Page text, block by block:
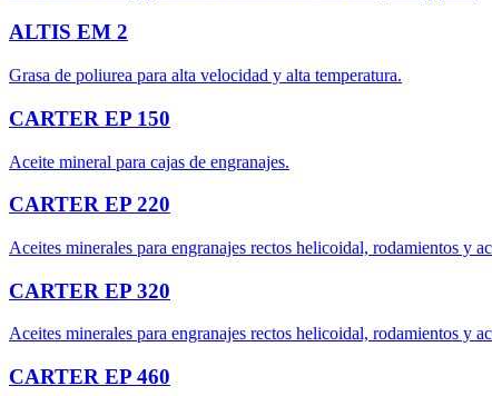
ALTIS EM 2
Grasa de poliurea para alta velocidad y alta temperatura.
CARTER EP 150
Aceite mineral para cajas de engranajes.
CARTER EP 220
Aceites minerales para engranajes rectos helicoidal, rodamientos y
CARTER EP 320
Aceites minerales para engranajes rectos helicoidal, rodamientos y
CARTER EP 460